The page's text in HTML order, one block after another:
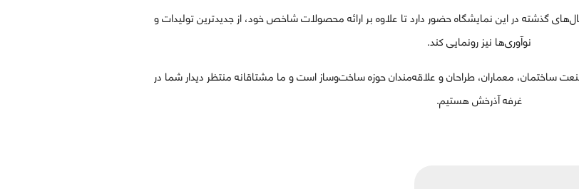
گذشته در این نمایشگاه حضور دارد تا علاوه بر ارائه محصولات شاخص خود، از جدیدترین تولیدات و
نوآوری‌ها نیز رونمایی کند.
ساختمان، معماران، طراحان و علاقه‌مندان حوزه ساخت‌وساز است و ما مشتاقانه منتظر دیدار شما در
غرفه آذرخش هستیم.